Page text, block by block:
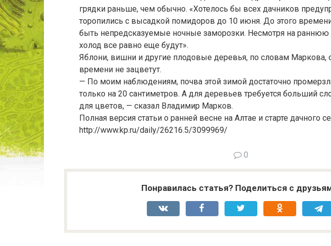
грядки раньше, чем обычно. «Хотелось бы всех дачников
торопились с высадкой помидоров до 10 июня. До этого
быть непредсказуемые ночные заморозки. Несмотря на раннюю
холод все равно еще будут».
Яблони, вишни и другие плодовые деревья, по словам Маркова,
времени не зацветут.
— По моим наблюдениям, почва этой зимой достаточно
только на 20 сантиметров. А для деревьев требуется больший
для цветов, — сказал Владимир Марков.
Полная версия статьи о ранней весне на Алтае и старте дачного
http://www.kp.ru/daily/26216.5/3099969/
0
Понравилась статья? Поделиться с